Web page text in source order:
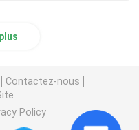
Contactez-nous
Policy